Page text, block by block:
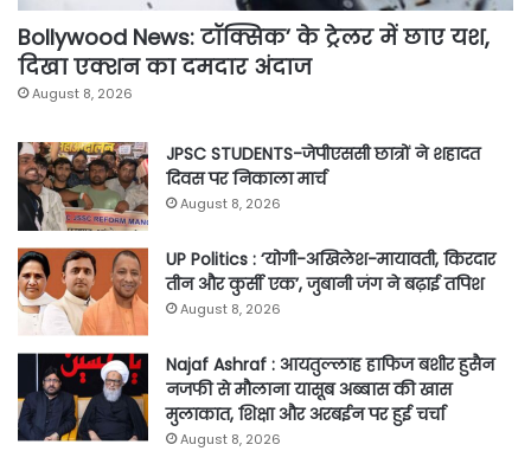
Bollywood News: टॉक्सिक’ के ट्रेलर में छाए यश,
दिखा एक्शन का दमदार अंदाज
August 8, 2026
JPSC STUDENTS-जेपीएससी छात्रों ने शहादत
दिवस पर निकाला मार्च
August 8, 2026
UP Politics : ‘योगी-अखिलेश-मायावती, किरदार
तीन और कुर्सी एक’, जुबानी जंग ने बढ़ाई तपिश
August 8, 2026
Najaf Ashraf : आयतुल्लाह हाफिज बशीर हुसैन
नजफी से मौलाना यासूब अब्बास की खास
मुलाकात, शिक्षा और अरबईन पर हुई चर्चा
August 8, 2026